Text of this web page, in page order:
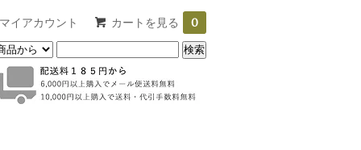
マイアカウント カートを見る 0